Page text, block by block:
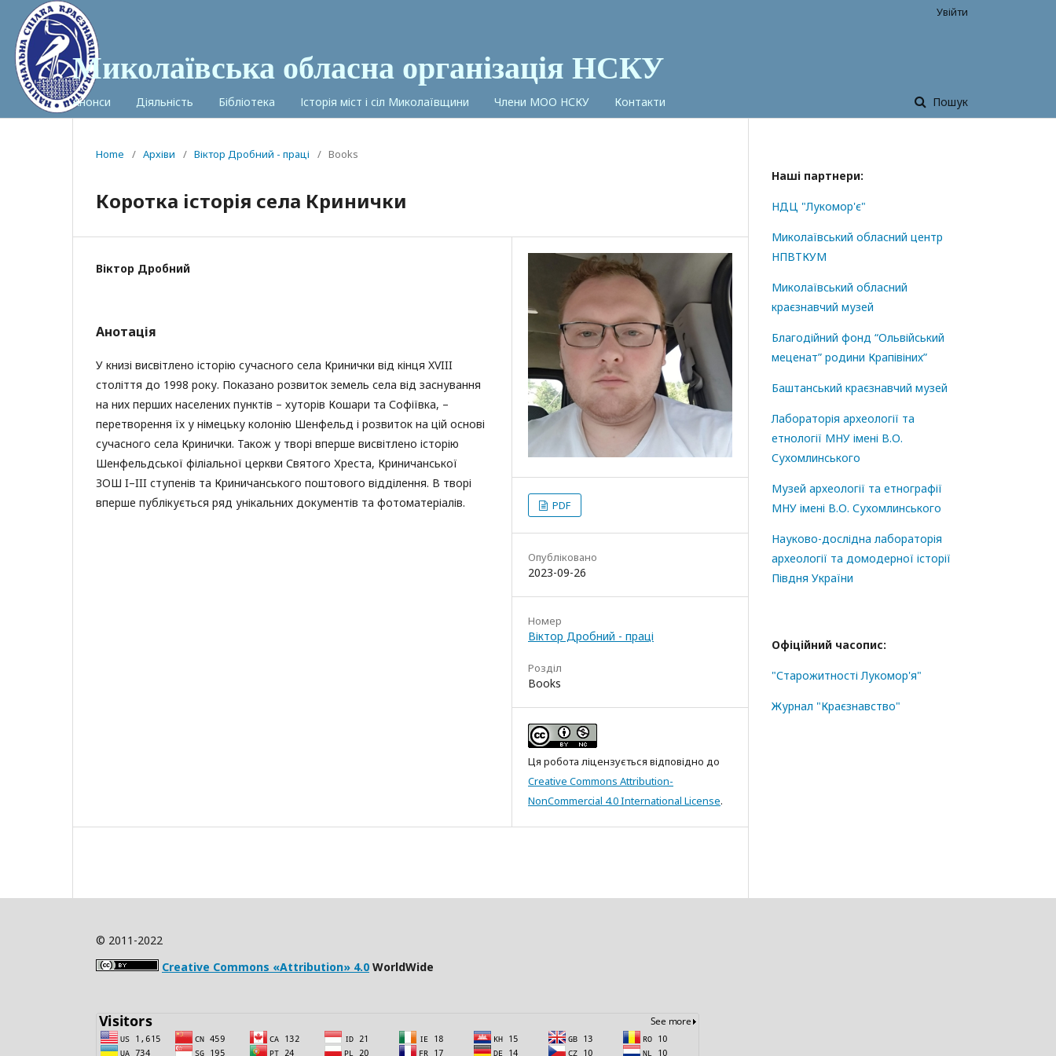
Миколаївська обласна організація НСКУ
Анонси Діяльність Бібліотека Історія міст і сіл Миколаївщини Члени МОО НСКУ Контакти Пошук
Увійти
Home / Архіви / Віктор Дробний - праці / Books
Коротка історія села Кринички
Віктор Дробний
Анотація
У книзі висвітлено історію сучасного села Кринички від кінця XVIII
століття до 1998 року. Показано розвиток земель села від заснування
на них перших населених пунктів – хуторів Кошари та Софіївка, –
перетворення їх у німецьку колонію Шенфельд і розвиток на цій основі
сучасного села Кринички. Також у творі вперше висвітлено історію
Шенфельдської філіальної церкви Святого Хреста, Криничанської
ЗОШ I–III ступенів та Криничанського поштового відділення. В творі
вперше публікується ряд унікальних документів та фотоматеріалів.
PDF
Опубліковано
2023-09-26
Номер
Віктор Дробний - праці
Розділ
Books
Ця робота ліцензується відповідно до
Creative Commons Attribution-
NonCommercial 4.0 International License.
Наші партнери:
НДЦ "Лукомор'є"
Миколаївський обласний центр
НПВТКУМ
Миколаївський обласний
краєзнавчий музей
Благодійний фонд “Ольвійський
меценат” родини Крапівіних”
Баштанський краєзнавчий музей
Лабораторія археології та
етнології МНУ імені В.О.
Сухомлинського
Музей археології та етнографії
МНУ імені В.О. Сухомлинського
Науково-дослідна лабораторія
археології та домодерної історії
Півдня України
Офіційний часопис:
"Старожитності Лукомор'я"
Журнал "Краєзнавство"
© 2011-2022
Creative Commons «Attribution» 4.0 WorldWide